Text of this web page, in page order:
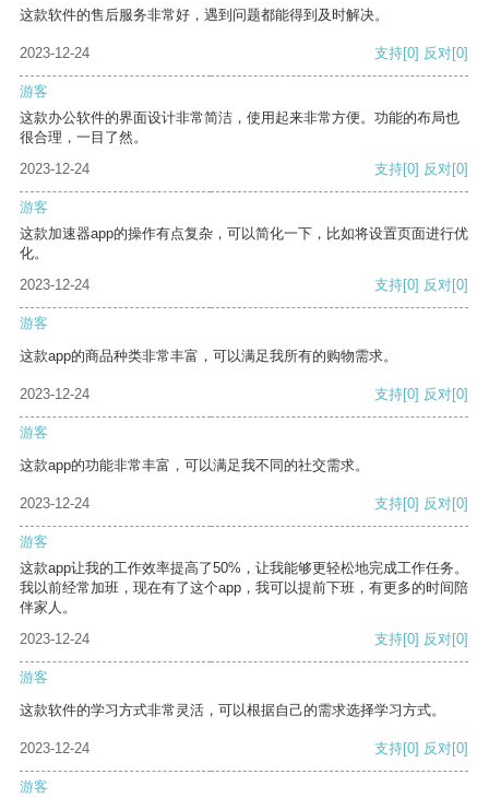
这款软件的售后服务非常好，遇到问题都能得到及时解决。
2023-12-24 支持[0] 反对[0]
游客
这款办公软件的界面设计非常简洁，使用起来非常方便。功能的布局也
很合理，一目了然。
2023-12-24
支持[0] 反对[0]
游客
这款加速器app的操作有点复杂，可以简化一下，比如将设置页面进行优
化。
2023-12-24
支持[0] 反对[0]
游客
这款app的商品种类非常丰富，可以满足我所有的购物需求。
2023-12-24 支持[0] 反对[0]
游客
这款app的功能非常丰富，可以满足我不同的社交需求。
2023-12-24 支持[0] 反对[0]
游客
这款app让我的工作效率提高了50%，让我能够更轻松地完成工作任务。
我以前经常加班，现在有了这个app，我可以提前下班，有更多的时间陪
伴家人。
2023-12-24
支持[0] 反对[0]
游客
这款软件的学习方式非常灵活，可以根据自己的需求选择学习方式。
2023-12-24 支持[0] 反对[0]
游客